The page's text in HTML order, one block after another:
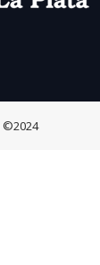
©2024